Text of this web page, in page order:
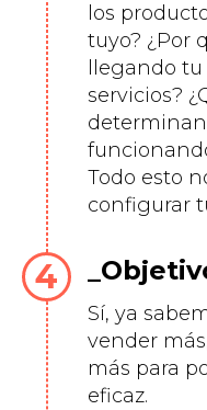
los
tuyo? ¿Por
llegando
servicios?
determinan
Todo esto
configurar
Sí, ya
vender
más para
eficaz.